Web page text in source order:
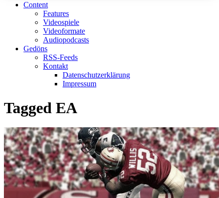
Content
Features
Videospiele
Videoformate
Audiopodcasts
Gedöns
RSS-Feeds
Kontakt
Datenschutzerklärung
Impressum
Tagged EA